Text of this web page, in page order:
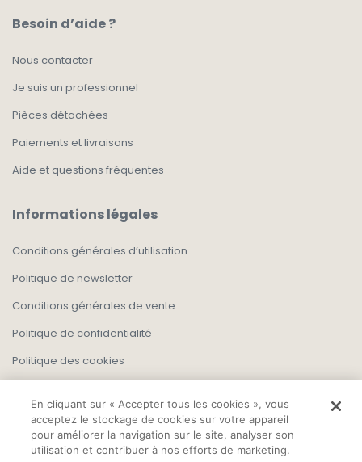
Besoin d’aide ?
Nous contacter
Je suis un professionnel
Pièces détachées
Paiements et livraisons
Aide et questions fréquentes
Informations légales
Conditions générales d’utilisation
Politique de newsletter
Conditions générales de vente
Politique de confidentialité
Politique des cookies
En cliquant sur « Accepter tous les cookies », vous
acceptez le stockage de cookies sur votre appareil
pour améliorer la navigation sur le site, analyser son
utilisation et contribuer à nos efforts de marketing.